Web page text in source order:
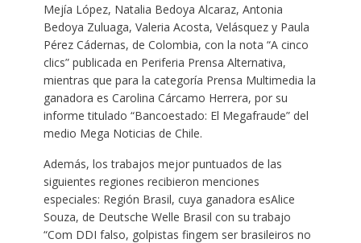
Mejía López, Natalia Bedoya Alcaraz, Antonia
Bedoya Zuluaga, Valeria Acosta, Velásquez y Paula
Pérez Cádernas, de Colombia, con la nota “A cinco
clics” publicada en Periferia Prensa Alternativa,
mientras que para la categoría Prensa Multimedia la
ganadora es Carolina Cárcamo Herrera, por su
informe titulado “Bancoestado: El Megafraude” del
medio Mega Noticias de Chile.
Además, los trabajos mejor puntuados de las
siguientes regiones recibieron menciones
especiales: Región Brasil, cuya ganadora esAlice
Souza, de Deutsche Welle Brasil con su trabajo
“Com DDI falso, golpistas fingem ser brasileiros no